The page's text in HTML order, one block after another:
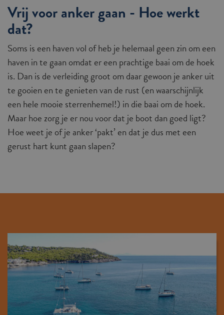
Vrij voor anker gaan - Hoe werkt
dat?
Soms is een haven vol of heb je helemaal geen zin om een
haven in te gaan omdat er een prachtige baai om de hoek
is. Dan is de verleiding groot om daar gewoon je anker uit
te gooien en te genieten van de rust (en waarschijnlijk
een hele mooie sterrenhemel!) in die baai om de hoek.
Maar hoe zorg je er nou voor dat je boot dan goed ligt?
Hoe weet je of je anker ‘pakt’ en dat je dus met een
gerust hart kunt gaan slapen?